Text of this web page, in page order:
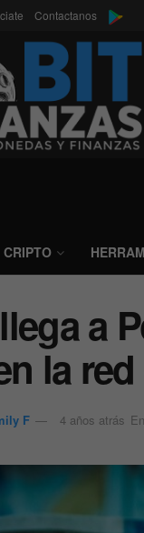
Contactanos
CRIPTO
a
la
F 4 años atrás En